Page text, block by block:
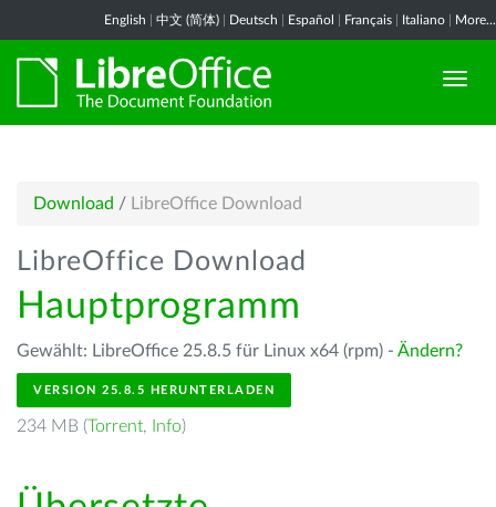
English 中文 (简体) Deutsch Español Français Italiano More...
Download / LibreOffice Download
LibreOffice Download
Hauptprogramm
Gewählt: LibreOffice 25.8.5 für Linux x64 (rpm) - Ändern?
VERSION 25.8.5 HERUNTERLADEN
234 MB (Torrent, Info)